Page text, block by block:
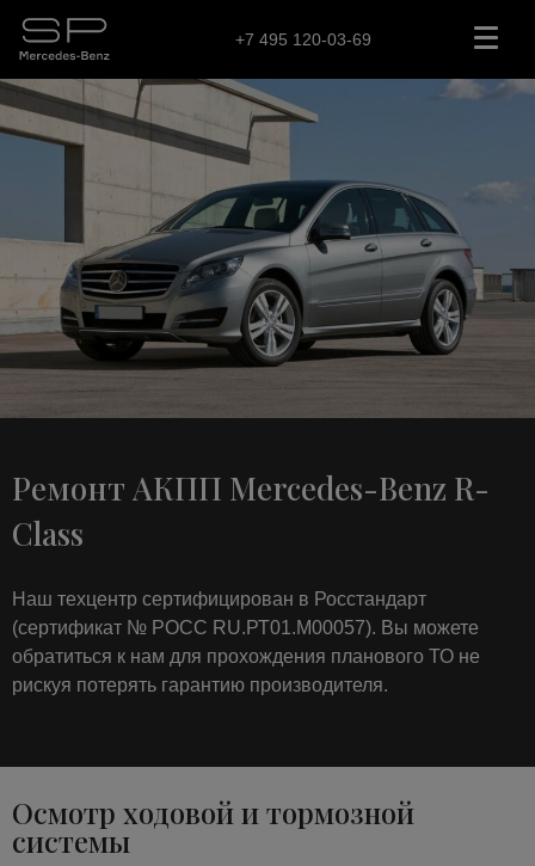
+7 495 120-03-69
Ремонт АКПП Mercedes-Benz R-
Class
Наш техцентр сертифицирован в Росстандарт
(сертификат № РОСС RU.РТ01.М00057). Вы можете
обратиться к нам для прохождения планового ТО не
рискуя потерять гарантию производителя.
Осмотр ходовой и тормозной
системы